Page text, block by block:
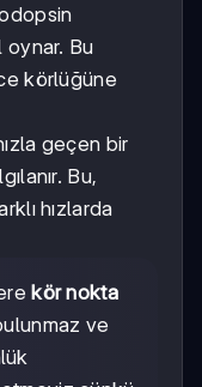
oynar. Bu
körlüğüne
geçen bir
Bu,
hızlarda
kör nokta
ve